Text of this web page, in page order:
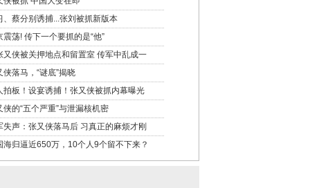
、蔡分别诱捕...张刘被抓新版本
震荡! 传下一个要抓的是“他”
又侠被关押地点和留置室 传军中乱成一
侠落马，“谜底”揭晓
拍板！设宴诱捕！张又侠被抓内幕曝光
侠的“五个严重”与泄漏核机密
失声：张又侠落马后 习真正的麻烦才刚
海归逼近650万，10个人9个留不下来？